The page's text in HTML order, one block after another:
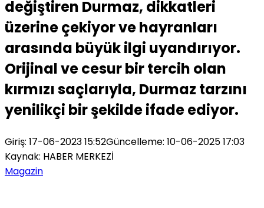
değiştiren Durmaz, dikkatleri
üzerine çekiyor ve hayranları
arasında büyük ilgi uyandırıyor.
Orijinal ve cesur bir tercih olan
kırmızı saçlarıyla, Durmaz tarzını
yenilikçi bir şekilde ifade ediyor.
Giriş: 17-06-2023 15:52Güncelleme: 10-06-2025 17:03
Kaynak: HABER MERKEZİ
Magazin